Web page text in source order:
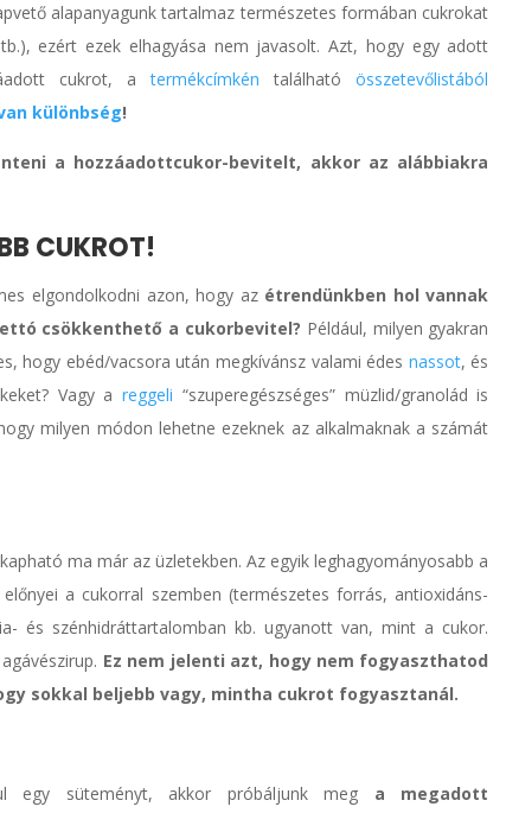
alapanyagunk tartalmaz természetes formában cukrokat
ezért ezek elhagyása nem javasolt. Azt, hogy egy adott
cukrot, atermékcímkén találhatóösszetevőlistából
különbség!
a hozzáadottcukor-bevitelt, akkor az alábbiakra
CUKROT!
elgondolkodni azon, hogy az étrendünkben hol vannak
csökkenthető a cukorbevitel? Például, milyen gyakran
hogy ebéd/vacsora után megkívánsz valami édes nassot, és
Vagy areggeli “szuperegészséges” müzlid/granolád is
milyen módon lehetne ezeknek az alkalmaknak a számát
kapható ma már az üzletekben. Az egyik leghagyományosabb a
a cukorral szemben (természetes forrás, antioxidáns-
és szénhidráttartalomban kb. ugyanott van, mint a cukor.
Ez nem jelenti azt, hogy nem fogyaszthatod
sokkal beljebb vagy, mintha cukrot fogyasztanál.
egy süteményt, akkor próbáljunk meg a megadott